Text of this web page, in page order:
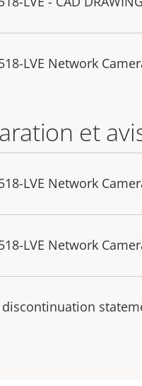
LVE Network
et
LVE Network
LVE Network